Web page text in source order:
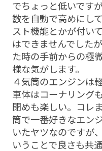
でちょっと低いです
数を自動で高めにし
スト機能とかが付い
はできませんでした
た時の手前からの極
様な気がします。
４気筒のエンジンは
車体はコーナリング
閉めも楽しい。コレ
筒で一番好きなエン
いたヤツなのですが
いうことで良さも共